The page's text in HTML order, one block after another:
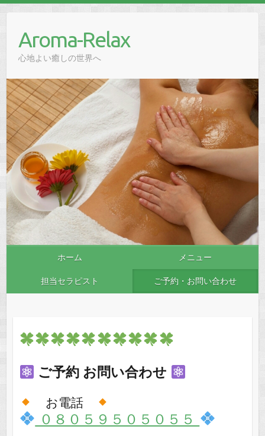
Aroma-Relax
心地よい癒しの世界へ
ホーム メニュー
担当セラピスト ご予約・お問い合わせ
ご予約 お問い合わせ
お電話
０８０５９５０５０５５